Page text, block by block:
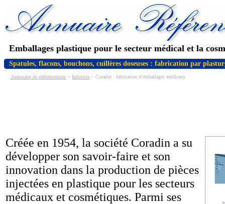
Emballages plastique pour le secteur médical et la
Spatules, flacons, bouchons, cuillères doseuses : fabrication par
Annnuaire de référencement > Industrie > Coradin : fabrication d’emballages médicaux
Créée en 1954, la société Coradin a su
développer son savoir-faire et son
innovation dans la production de pièces
injectées en plastique pour les secteurs
médicaux et cosmétiques. Parmi ses